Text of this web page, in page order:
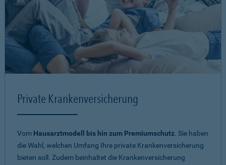
Private Krankenversicherung
Vom Hausarztmodell bis hin zum Premiumschutz. Sie haben
die Wahl, welchen Umfang Ihre private Krankenversicherung
bieten soll. Zudem beinhaltet die Krankenversicherung